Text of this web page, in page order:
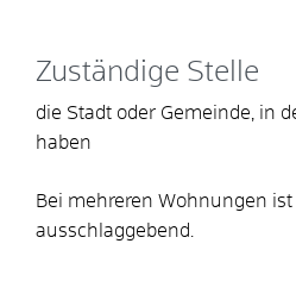
Zuständige Stelle
die Stadt oder Gemeinde, in
haben
Bei mehreren Wohnungen
ausschlaggebend.